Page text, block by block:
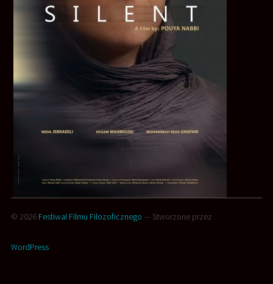
© 2026 Festiwal Filmu Filozoficznego — Stworzone przez
WordPress